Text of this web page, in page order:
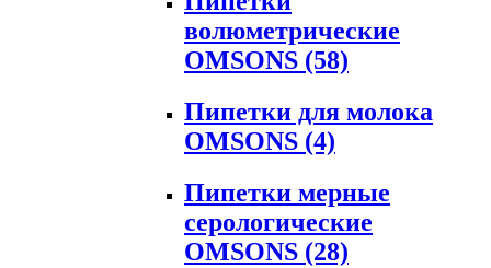
волюметрические
OMSONS (58)
Пипетки для молока
OMSONS (4)
Пипетки мерные
серологические
OMSONS (28)